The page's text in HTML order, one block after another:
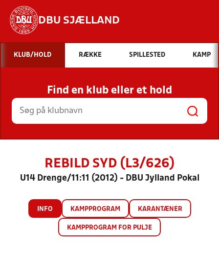
DBU SJÆLLAND
Hvad vil du søge efter?
INDHOLD OG NYHEDER
STILLINGER, RESULTATER, KLUBBER OG
HOLD
KLUB/HOLD RÆKKE SPILLESTED KAMP
Find en klub eller et hold
REBILD SYD (L3/626)
U14 Drenge/11:11 (2012) - DBU Jylland Pokal
INFO KAMPPROGRAM KARANTÆNER
KAMPPROGRAM FOR PULJE